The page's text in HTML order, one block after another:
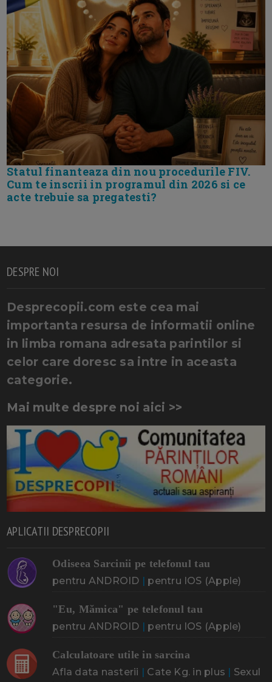
Statul finanteaza din nou procedurile FIV.
Cum te inscrii in programul din 2026 si ce
acte trebuie sa pregatesti?
DESPRE NOI
Desprecopii.com este cea mai
importanta resursa de informatii online
in limba romana adresata parintilor si
celor care doresc sa intre in aceasta
categorie.
Mai multe despre noi aici >>
APLICATII DESPRECOPII
Odiseea Sarcinii pe telefonul tau
pentru ANDROID | pentru IOS (Apple)
"Eu, Mămica" pe telefonul tau
pentru ANDROID | pentru IOS (Apple)
Calculatoare utile in sarcina
Afla data nasterii | Cate Kg. in plus | Sexul